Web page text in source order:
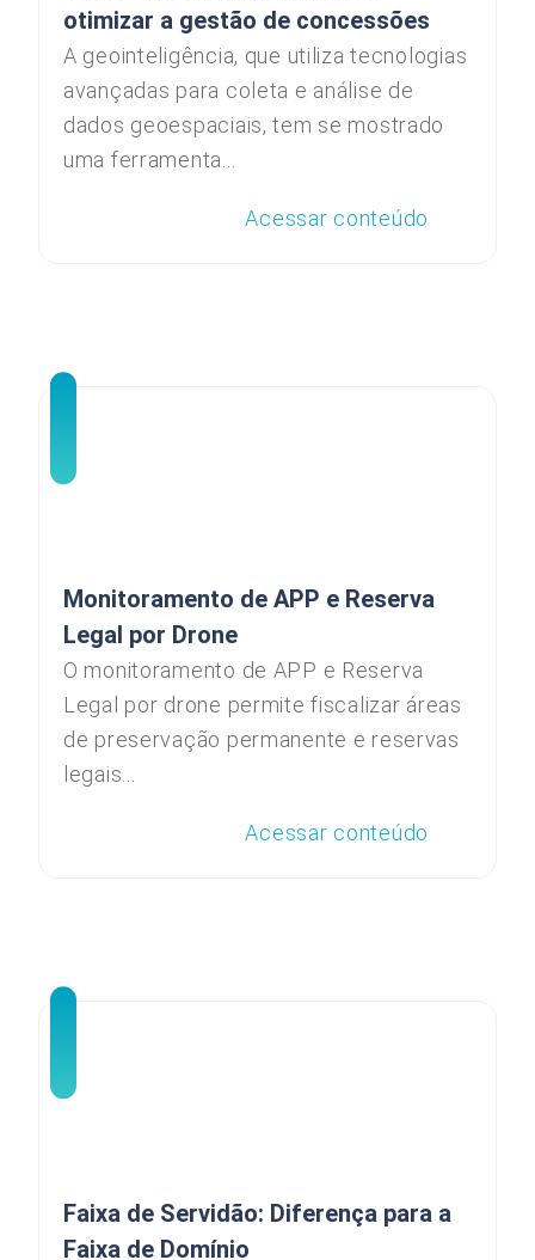
otimizar a gestão de concessões
A geointeligência, que utiliza tecnologias
avançadas para coleta e análise de
dados geoespaciais, tem se mostrado
uma ferramenta...
Acessar conteúdo
Monitoramento de APP e Reserva
Legal por Drone
O monitoramento de APP e Reserva
Legal por drone permite fiscalizar áreas
de preservação permanente e reservas
legais...
Acessar conteúdo
Faixa de Servidão: Diferença para a
Faixa de Domínio